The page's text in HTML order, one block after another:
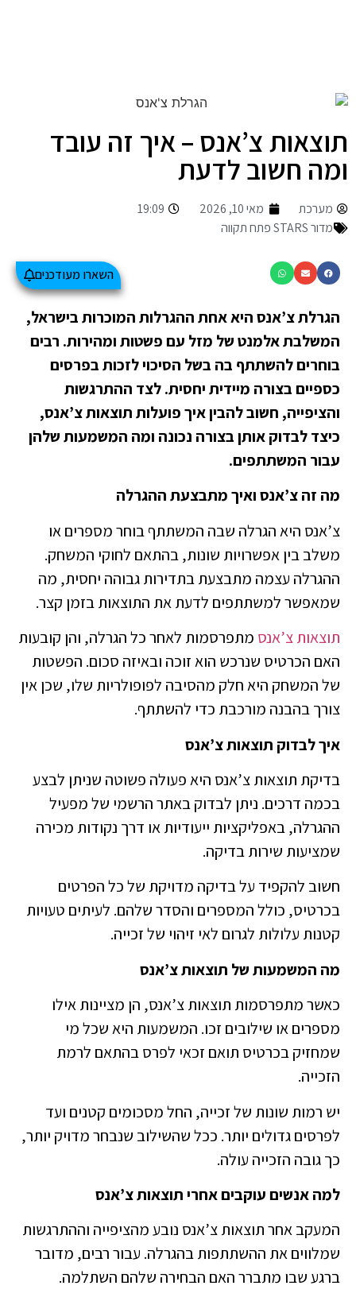
תוצאות צ’אנס – איך זה עובד
ומה חשוב לדעת
מערכת מאי 10, 2026
19:09
מדור STARS פתח תקווה
השארו מעודכנים
הגרלת צ’אנס היא אחת ההגרלות המוכרות בישראל,
המשלבת אלמנט של מזל עם פשטות ומהירות. רבים
בוחרים להשתתף בה בשל הסיכוי לזכות בפרסים
כספיים בצורה מיידית יחסית. לצד ההתרגשות
והציפייה, חשוב להבין איך פועלות תוצאות צ’אנס,
כיצד לבדוק אותן בצורה נכונה ומה המשמעות שלהן
עבור המשתתפים.
מה זה צ’אנס ואיך מתבצעת ההגרלה
צ’אנס היא הגרלה שבה המשתתף בוחר מספרים או
משלב בין אפשרויות שונות, בהתאם לחוקי המשחק.
ההגרלה עצמה מתבצעת בתדירות גבוהה יחסית, מה
שמאפשר למשתתפים לדעת את התוצאות בזמן קצר.
תוצאות צ’אנס מתפרסמות לאחר כל הגרלה, והן קובעות
האם הכרטיס שנרכש הוא זוכה ובאיזה סכום. הפשטות
של המשחק היא חלק מהסיבה לפופולריות שלו, שכן אין
צורך בהבנה מורכבת כדי להשתתף.
איך לבדוק תוצאות צ’אנס
בדיקת תוצאות צ’אנס היא פעולה פשוטה שניתן לבצע
בכמה דרכים. ניתן לבדוק באתר הרשמי של מפעיל
ההגרלה, באפליקציות ייעודיות או דרך נקודות מכירה
שמציעות שירות בדיקה.
חשוב להקפיד על בדיקה מדויקת של כל הפרטים
בכרטיס, כולל המספרים והסדר שלהם. לעיתים טעויות
קטנות עלולות לגרום לאי זיהוי של זכייה.
מה המשמעות של תוצאות צ’אנס
כאשר מתפרסמות תוצאות צ’אנס, הן מציינות אילו
מספרים או שילובים זכו. המשמעות היא שכל מי
שמחזיק בכרטיס תואם זכאי לפרס בהתאם לרמת
הזכייה.
יש רמות שונות של זכייה, החל מסכומים קטנים ועד
לפרסים גדולים יותר. ככל שהשילוב שנבחר מדויק יותר,
כך גובה הזכייה עולה.
למה אנשים עוקבים אחרי תוצאות צ’אנס
המעקב אחר תוצאות צ’אנס נובע מהציפייה וההתרגשות
שמלווים את ההשתתפות בהגרלה. עבור רבים, מדובר
ברגע שבו מתברר האם הבחירה שלהם השתלמה.